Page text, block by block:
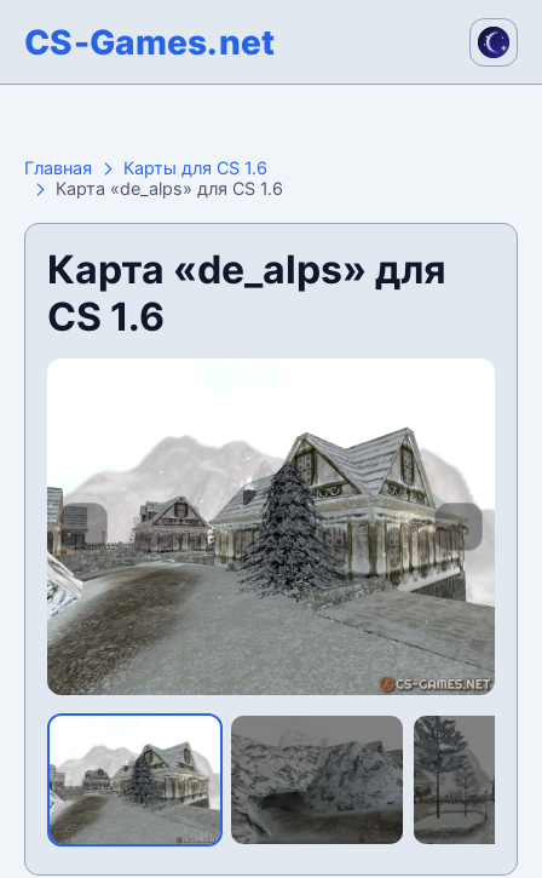
CS-Games.net
Главная
Карты для CS 1.6
Карта «de_alps» для CS 1.6
Карта «de_alps» для
CS 1.6